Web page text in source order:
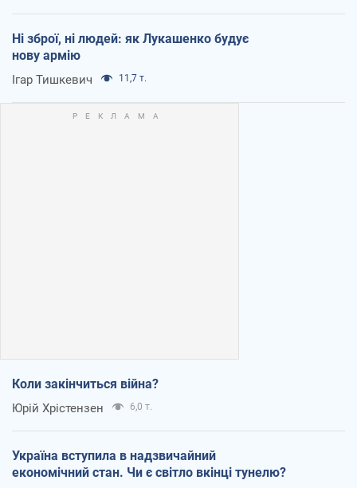
Ні зброї, ні людей: як Лукашенко будує
нову армію
Ігар Тишкевич 11,7 т.
Коли закінчиться війна?
Юрій Хрістензен 6,0 т.
Україна вступила в надзвичайний
економічний стан. Чи є світло вкінці тунелю?